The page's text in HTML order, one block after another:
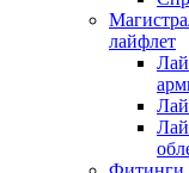
лайфлет